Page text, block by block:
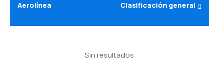
Aerolínea Clasificación general
Sin resultados